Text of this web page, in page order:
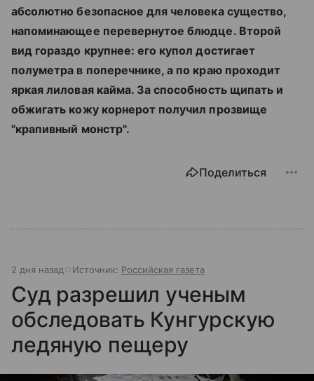
абсолютно безопасное для человека существо,
напоминающее перевернутое блюдце. Второй
вид гораздо крупнее: его купол достигает
полуметра в поперечнике, а по краю проходит
яркая лиловая кайма. За способность щипать и
обжигать кожу корнерот получил прозвище
"крапивный монстр".
Поделиться
2 дня назад Источник: Российская газета
Суд разрешил ученым
обследовать Кунгурскую
ледяную пещеру